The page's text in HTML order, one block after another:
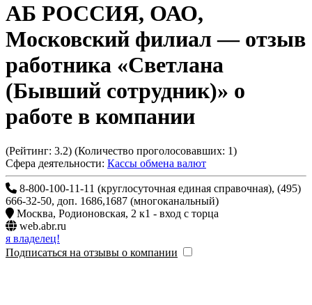
АБ РОССИЯ, ОАО,
Московский филиал— отзыв
работника «Светлана
(Бывший сотрудник)» о
работе в компании
(Рейтинг: 3.2) (Количество проголосовавших: 1)
Сфера деятельности: Кассы обмена валют
8-800-100-11-11 (круглосуточная единая справочная), (495)
666-32-50, доп. 1686,1687 (многоканальный)
Москва, Родионовская, 2 к1 - вход с торца
web.abr.ru
я владелец!
Подписаться на отзывы о компании